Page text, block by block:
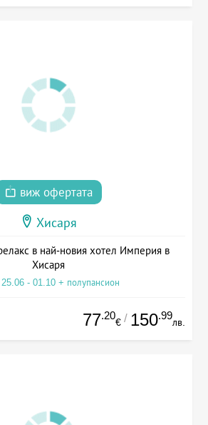
виж офертата
Хисаря
в най-новия хотел Империя в
Хисаря
25.06 - 01.10 + полупансион
77.20
€ / 150.99
лв.